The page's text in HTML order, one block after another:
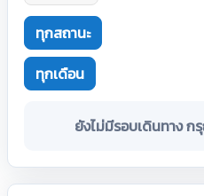
ทุกสถานะ
ทุกเดือน
ยังไม่มีรอบเดินทาง ก